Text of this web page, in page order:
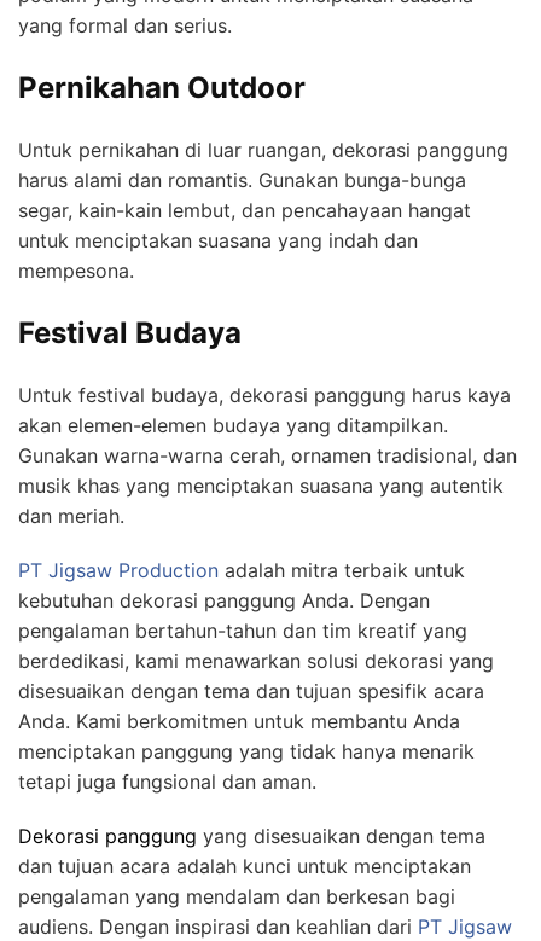
yang formal dan serius.
Pernikahan Outdoor
Untuk pernikahan di luar ruangan, dekorasi panggung
harus alami dan romantis. Gunakan bunga-bunga
segar, kain-kain lembut, dan pencahayaan hangat
untuk menciptakan suasana yang indah dan
mempesona.
Festival Budaya
Untuk festival budaya, dekorasi panggung harus kaya
akan elemen-elemen budaya yang ditampilkan.
Gunakan warna-warna cerah, ornamen tradisional, dan
musik khas yang menciptakan suasana yang autentik
dan meriah.
PT Jigsaw Production adalah mitra terbaik untuk
kebutuhan dekorasi panggung Anda. Dengan
pengalaman bertahun-tahun dan tim kreatif yang
berdedikasi, kami menawarkan solusi dekorasi yang
disesuaikan dengan tema dan tujuan spesifik acara
Anda. Kami berkomitmen untuk membantu Anda
menciptakan panggung yang tidak hanya menarik
tetapi juga fungsional dan aman.
Dekorasi panggung yang disesuaikan dengan tema
dan tujuan acara adalah kunci untuk menciptakan
pengalaman yang mendalam dan berkesan bagi
audiens. Dengan inspirasi dan keahlian dari PT Jigsaw